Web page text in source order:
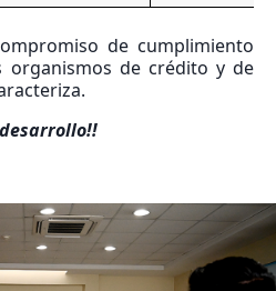
de cumplimiento
organismos de crédito y de